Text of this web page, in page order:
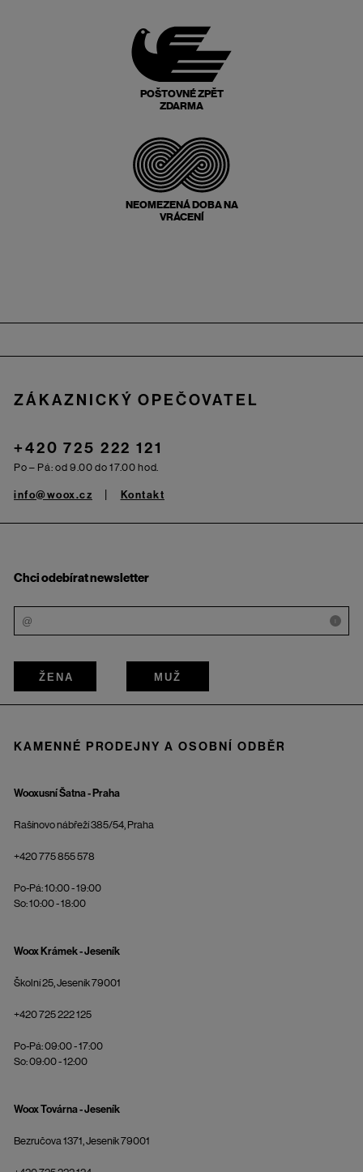
POŠTOVNÉ ZPĚT
ZDARMA
NEOMEZENÁ DOBA NA
VRÁCENÍ
ZÁKAZNICKÝ OPEČOVATEL
+420 725 222 121
Po – Pá: od 9.00 do 17.00 hod.
info@woox.cz Kontakt
Chci odebírat newsletter
i
ŽENA MUŽ
KAMENNÉ PRODEJNY A OSOBNÍ ODBĚR
Wooxusní Šatna - Praha
Rašínovo nábřeží 385/54, Praha
+420 775 855 578
Po-Pá: 10:00 - 19:00
So: 10:00 - 18:00
Woox Krámek - Jeseník
Školní 25, Jeseník 79001
+420 725 222 125
Po-Pá: 09:00 - 17:00
So: 09:00 - 12:00
Woox Továrna - Jeseník
Bezručova 1371, Jeseník 79001